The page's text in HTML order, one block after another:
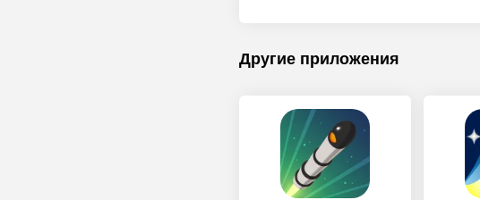
Другие приложения